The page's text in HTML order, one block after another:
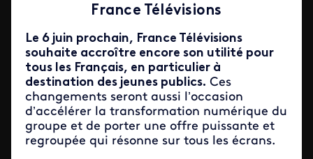
France Télévisions
Le 6 juin prochain, France Télévisions
souhaite accroître encore son utilité pour
tous les Français, en particulier à
destination des jeunes publics. Ces
changements seront aussi l’occasion
d’accélérer la transformation numérique du
groupe et de porter une offre puissante et
regroupée qui résonne sur tous les écrans.